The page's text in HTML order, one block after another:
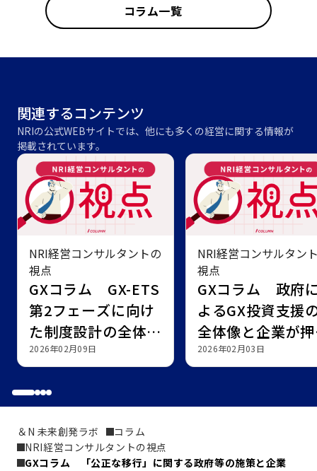
コラム一覧
関連するコンテンツ
NRIの公式WEBサイトでは、他にも多くの経営に関する情報が
掲載されています。
NRI経営コンサルタントの
視点
GXコラム GX-ETS
第2フェーズに向け
た制度設計の全体像
と検討すべき対応
2026年02月09日
NRI経営コンサルタン
視点
GXコラム 政府
よるGX投資支援
全体像と企業が
えるべきポイント
2026年02月03日
＆N 未来創発ラボ
コラム
NRI経営コンサルタントの視点
GXコラム　「公正な移行」に関する政府等の施策と企業